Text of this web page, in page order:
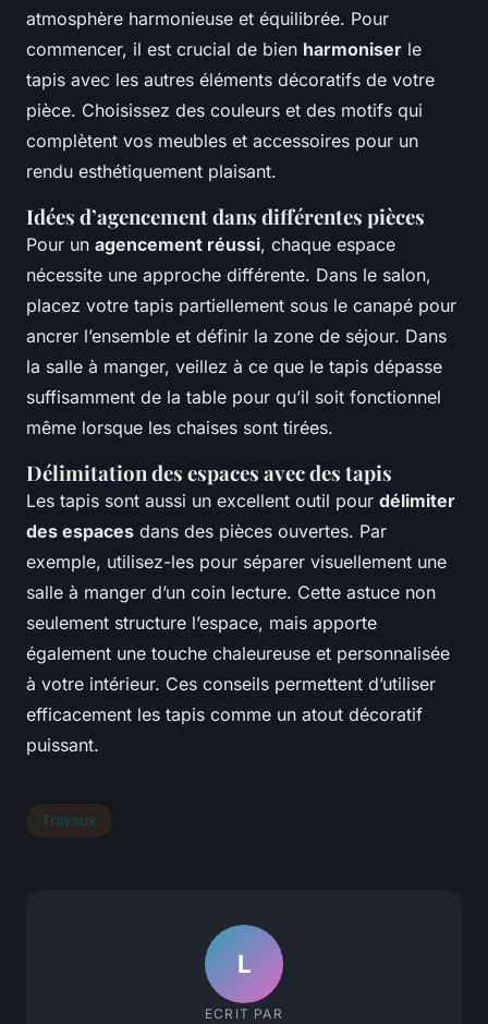
atmosphère harmonieuse et équilibrée. Pour
commencer, il est crucial de bien harmoniser le
tapis avec les autres éléments décoratifs de votre
pièce. Choisissez des couleurs et des motifs qui
complètent vos meubles et accessoires pour un
rendu esthétiquement plaisant.
Idées d’agencement dans différentes pièces
Pour un agencement réussi, chaque espace
nécessite une approche différente. Dans le salon,
placez votre tapis partiellement sous le canapé pour
ancrer l’ensemble et définir la zone de séjour. Dans
la salle à manger, veillez à ce que le tapis dépasse
suffisamment de la table pour qu’il soit fonctionnel
même lorsque les chaises sont tirées.
Délimitation des espaces avec des tapis
Les tapis sont aussi un excellent outil pour délimiter
des espaces dans des pièces ouvertes. Par
exemple, utilisez-les pour séparer visuellement une
salle à manger d’un coin lecture. Cette astuce non
seulement structure l’espace, mais apporte
également une touche chaleureuse et personnalisée
à votre intérieur. Ces conseils permettent d’utiliser
efficacement les tapis comme un atout décoratif
puissant.
Travaux
L
ECRIT PAR